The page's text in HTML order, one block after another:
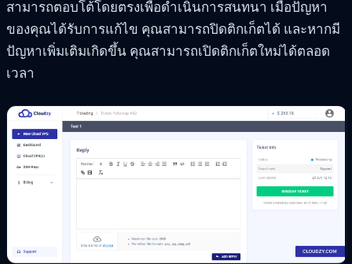
สามารถตอบโต้โดยตรงเพื่อดำเนินการสนทนา เมื่อปัญหา
ของคุณได้รับการแก้ไข คุณสามารถปิดติกเก็ตได้ และหากมี
ปัญหาเพิ่มเติมเกิดขึ้น คุณสามารถเปิดติกเก็ตใหม่ได้ตลอด
เวลา